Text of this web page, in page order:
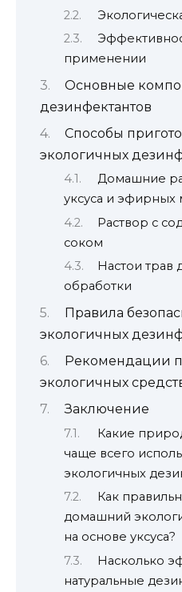
применении
Основные
дезинфектантов
Способы
экологичных
Домашние
уксуса и эфирных
Раствор с
соком
Настои трав
обработки
Правила
экологичных
Рекомендации
экологичных
Заключение
Какие
чаще всего
экологичных
Как
домашний
на основе уксуса?
Насколько
натуральные